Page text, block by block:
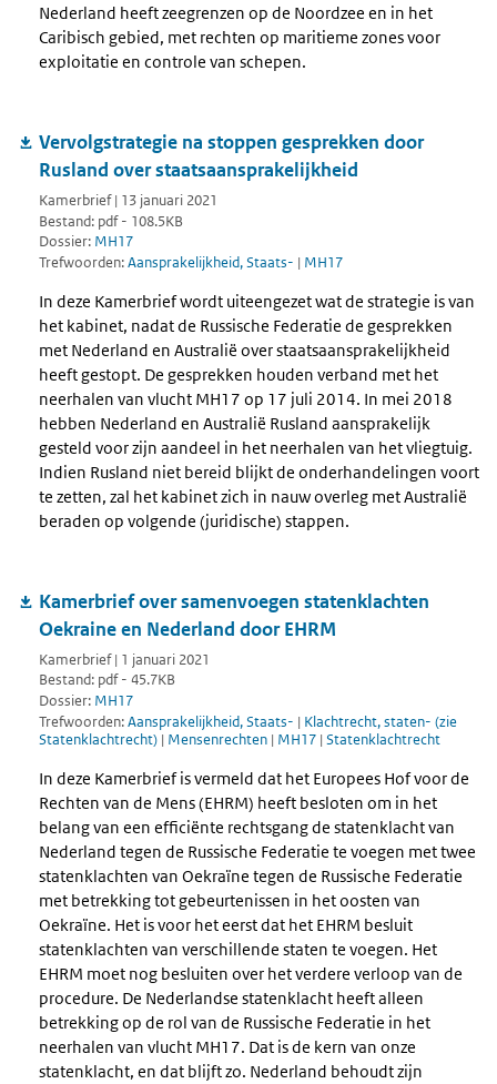
Nederland heeft zeegrenzen op de Noordzee en in het
Caribisch gebied, met rechten op maritieme zones voor
exploitatie en controle van schepen.
Vervolgstrategie na stoppen gesprekken door
Rusland over staatsaansprakelijkheid
Kamerbrief | 13 januari 2021
Bestand: pdf - 108.5KB
Dossier: MH17
Trefwoorden:Aansprakelijkheid, Staats- | MH17
In deze Kamerbrief wordt uiteengezet wat de strategie is van
het kabinet, nadat de Russische Federatie de gesprekken
met Nederland en Australië over staatsaansprakelijkheid
heeft gestopt. De gesprekken houden verband met het
neerhalen van vlucht MH17 op 17 juli 2014. In mei 2018
hebben Nederland en Australië Rusland aansprakelijk
gesteld voor zijn aandeel in het neerhalen van het vliegtuig.
Indien Rusland niet bereid blijkt de onderhandelingen voort
te zetten, zal het kabinet zich in nauw overleg met Australië
beraden op volgende (juridische) stappen.
Kamerbrief over samenvoegen statenklachten
Oekraine en Nederland door EHRM
Kamerbrief | 1 januari 2021
Bestand: pdf - 45.7KB
Dossier: MH17
Trefwoorden:Aansprakelijkheid, Staats- | Klachtrecht, staten- (zie
Statenklachtrecht) | Mensenrechten | MH17 | Statenklachtrecht
In deze Kamerbrief is vermeld dat het Europees Hof voor de
Rechten van de Mens (EHRM) heeft besloten om in het
belang van een efficiënte rechtsgang de statenklacht van
Nederland tegen de Russische Federatie te voegen met twee
statenklachten van Oekraïne tegen de Russische Federatie
met betrekking tot gebeurtenissen in het oosten van
Oekraïne. Het is voor het eerst dat het EHRM besluit
statenklachten van verschillende staten te voegen. Het
EHRM moet nog besluiten over het verdere verloop van de
procedure. De Nederlandse statenklacht heeft alleen
betrekking op de rol van de Russische Federatie in het
neerhalen van vlucht MH17. Dat is de kern van onze
statenklacht, en dat blijft zo. Nederland behoudt zijn